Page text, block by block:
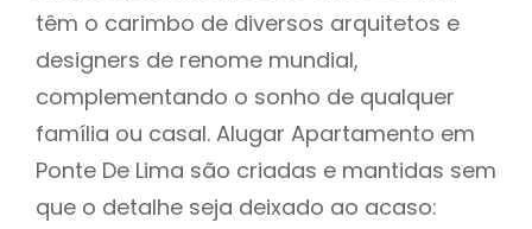
têm o carimbo de diversos arquitetos e
designers de renome mundial,
complementando o sonho de qualquer
família ou casal. Alugar Apartamento em
Ponte De Lima são criadas e mantidas sem
que o detalhe seja deixado ao acaso: